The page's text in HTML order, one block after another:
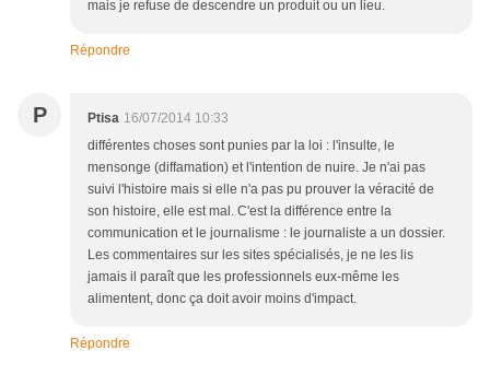
mais je refuse de descendre un produit ou un lieu.
Répondre
P Ptisa 16/07/2014 10:33
différentes choses sont punies par la loi : l'insulte, le
mensonge (diffamation) et l'intention de nuire. Je n'ai pas
suivi l'histoire mais si elle n'a pas pu prouver la véracité de
son histoire, elle est mal. C'est la différence entre la
communication et le journalisme : le journaliste a un dossier.
Les commentaires sur les sites spécialisés, je ne les lis
jamais il paraît que les professionnels eux-même les
alimentent, donc ça doit avoir moins d'impact.
Répondre